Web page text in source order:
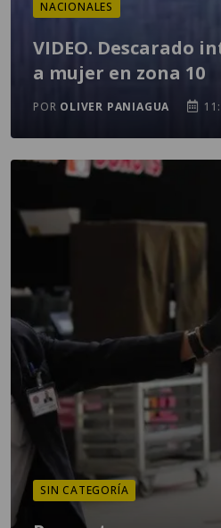
NACIONALES
VIDEO. Descarado
a mujer en zona 10
POR OLIVER PANIAGUA
SIN CATEGORÍA